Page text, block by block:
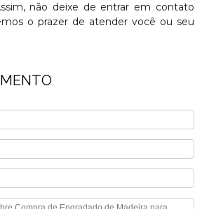
não deixe de entrar em contato
o prazer de atender você ou seu